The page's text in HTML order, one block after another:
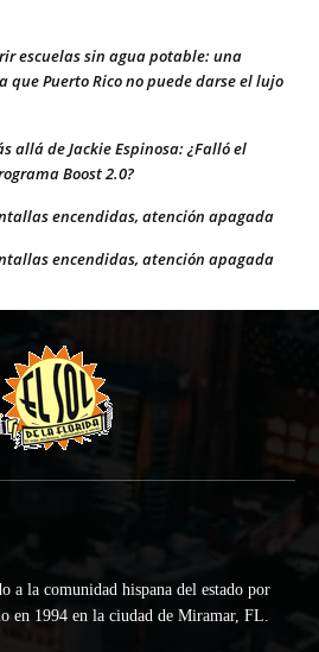
escuelas sin agua potable: una
Puerto Rico no puede darse el lujo
allá de Jackie Espinosa: ¿Falló el
Boost 2.0?
encendidas, atención apagada
encendidas, atención apagada
a la comunidad hispana del estado por
en 1994 en la ciudad de Miramar, FL.